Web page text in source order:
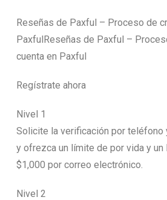
Reseñas de Paxful – Proceso de
PaxfulReseñas de Paxful –
cuenta en Paxful
Regístrate ahora
Nivel 1
Solicite la verificación por teléfono
y ofrezca un límite de por vida y
$1,000 por correo electrónico.
Nivel 2